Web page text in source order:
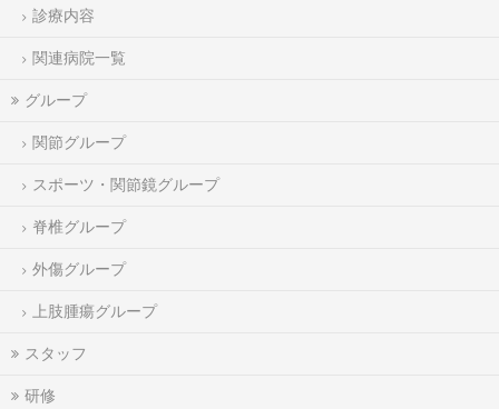
診療内容
関連病院一覧
グループ
関節グループ
スポーツ・関節鏡グループ
脊椎グループ
外傷グループ
上肢腫瘍グループ
スタッフ
研修